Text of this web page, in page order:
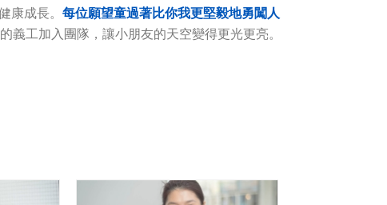
康成長。 每位願望童過著比你我更堅毅地勇闖 人
工加入團隊，讓小朋友的天空變得更光更亮。